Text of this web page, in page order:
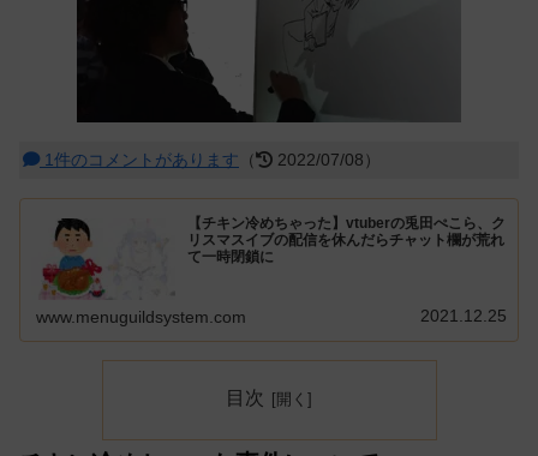
1件のコメントがあります （ 2022/07/08）
【チキン冷めちゃった】vtuberの兎田ぺこら、ク
リスマスイブの配信を休んだらチャット欄が荒れ
て一時閉鎖に
www.menuguildsystem.com 2021.12.25
目次